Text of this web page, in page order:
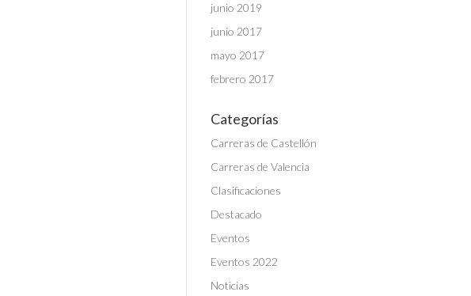
junio 2019
junio 2017
mayo 2017
febrero 2017
Categorías
Carreras de Castellón
Carreras de Valencia
Clasificaciones
Destacado
Eventos
Eventos 2022
Noticias